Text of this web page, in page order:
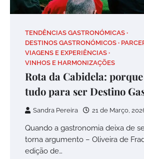
TENDÊNCIAS GASTRONÓMICAS
DESTINOS GASTRONÓMICOS
VIAGENS E EXPERIÊNCIAS
VINHOS E HARMONIZAÇÕES
Rota da Cabidela:
tudo para ser Destino
Sandra Pereira 21 de Março,
Quando a gastronomia deixa de
torna argumento – Oliveira de
edição de…